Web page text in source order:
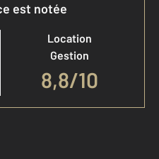
est notée
Location
Gestion
8,8/10